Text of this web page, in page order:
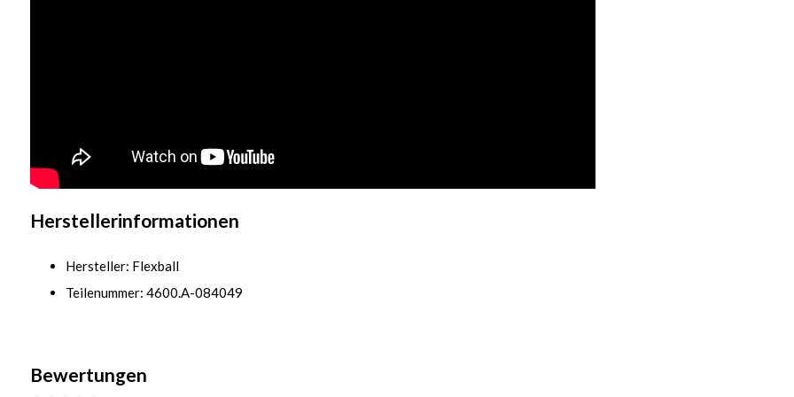
Herstellerinformationen
Hersteller: Flexball
Teilenummer: 4600.A-084049
Bewertungen